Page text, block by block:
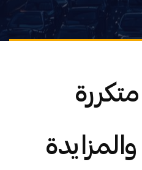
متكررة
والمزايدة